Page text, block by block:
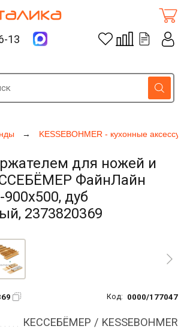
KESSEBOHMER - кухонные
для ножей и
ФайнЛайн
дуб
2373820369
Код: 0000/177047
КЕССЕБЁМЕР / KESSEBOHMER
13